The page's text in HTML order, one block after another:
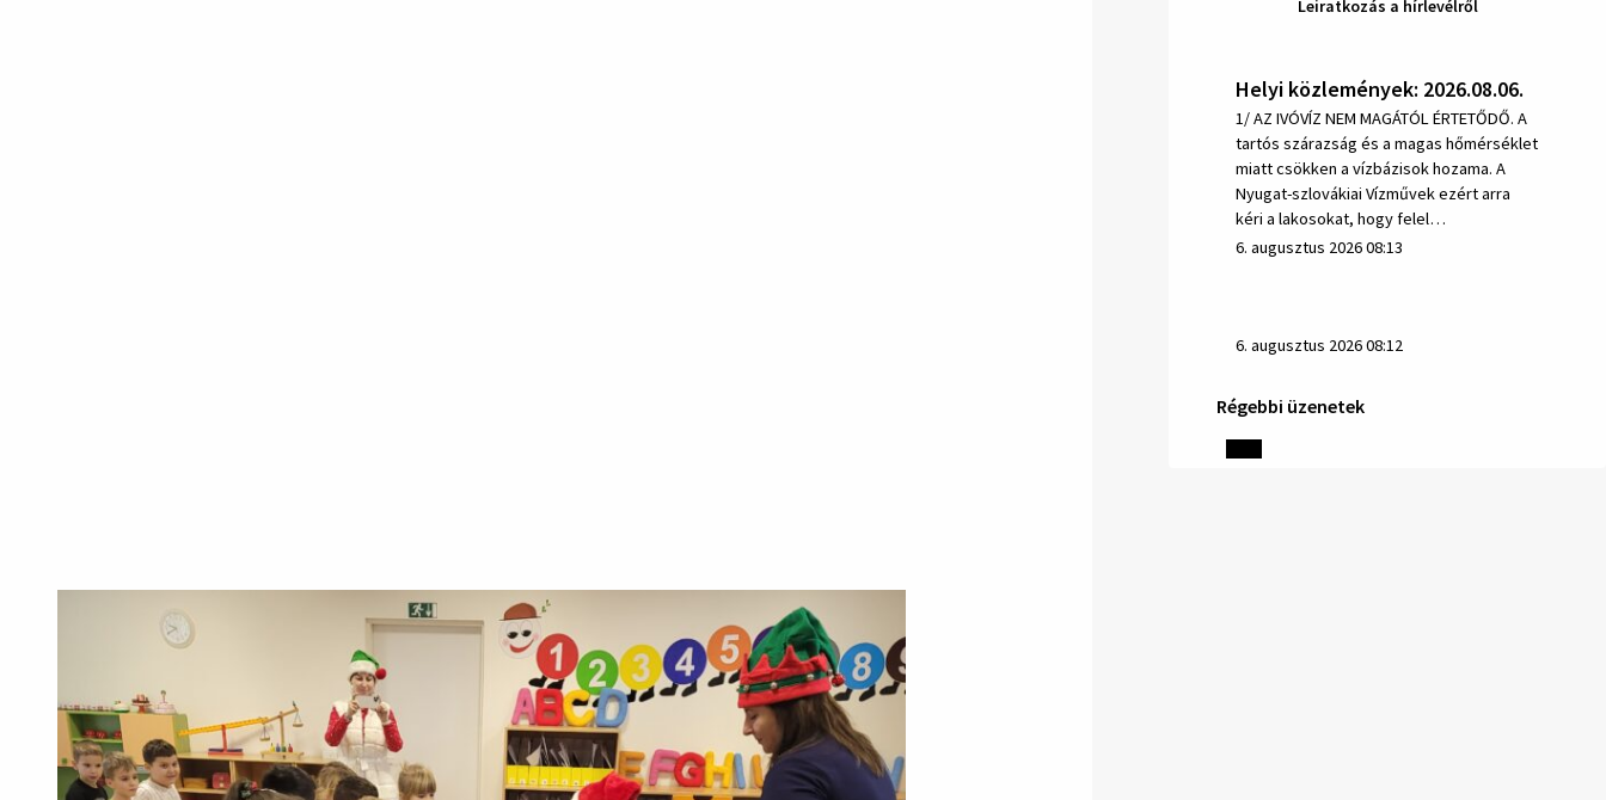
Leiratkozás a hírlevélről
Helyi közlemények: 2026.08.06.
1/ AZ IVÓVÍZ NEM MAGÁTÓL ÉRTETŐDŐ. A
tartós szárazság és a magas hőmérséklet
miatt csökken a vízbázisok hozama. A
Nyugat-szlovákiai Vízművek ezért arra
kéri a lakosokat, hogy felel…
6. augusztus 2026 08:13
6. augusztus 2026 08:12
Helyi közlemények: 2026.08.05.
Régebbi üzenetek